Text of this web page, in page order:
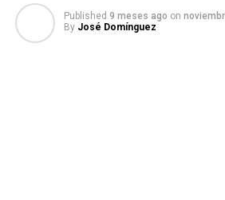
Published 9 meses ago on
By José Domínguez